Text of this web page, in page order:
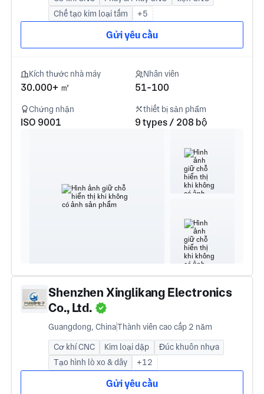
Chế tạo kim loại tấm
+5
Gửi yêu cầu
Kích thước nhà máy
30.000+ ㎡
Nhân viên
51-100
Chứng nhận
ISO 9001
thiết bị sản phẩm
9 types / 208 bộ
Shenzhen Xinglikang Electronics
Co., Ltd.
Guangdong, ChinaThành viên cao cấp 2 năm
Cơ khí CNC Kim loại dập
Đúc khuôn nhựa
Tạo hình lò xo & dây
+12
Gửi yêu cầu